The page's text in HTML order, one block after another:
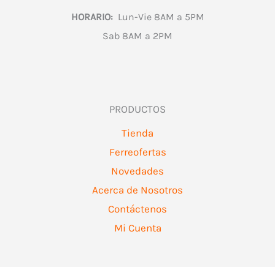
HORARIO:Lun-Vie 8AM a 5PM
Sab 8AM a 2PM
PRODUCTOS
Tienda
Ferreofertas
Novedades
Acerca de Nosotros
Contáctenos
Mi Cuenta